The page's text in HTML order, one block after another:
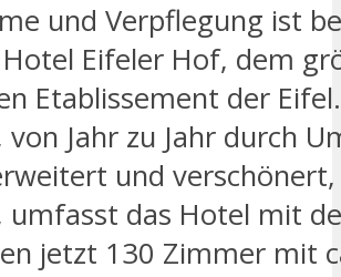
und Verpflegung ist
Eifeler Hof, dem
Etablissement der
von Jahr zu Jahr durch
und
umfasst das Hotel mit
jetzt 130 Zimmer mit